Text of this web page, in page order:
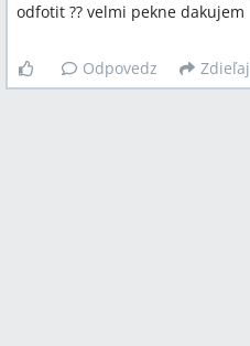
odfotit ?? velmi pekne dakujem
Odpovedz Zdieľaj